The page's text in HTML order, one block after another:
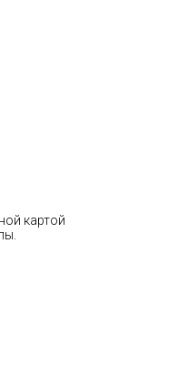
картой